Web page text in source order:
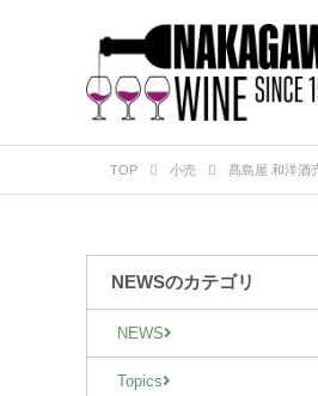
TOP 小売 髙島屋 和洋酒
NEWSのカテゴリ
NEWS
Topics